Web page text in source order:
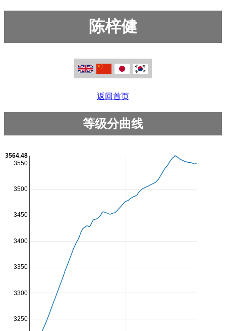
陈梓健
返回首页
等级分曲线
3250
3300
3350
3400
3450
3500
3550
3564.48